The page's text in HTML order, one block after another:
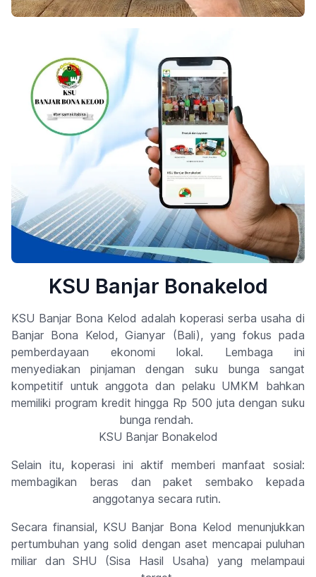
KSU Banjar Bonakelod
KSU Banjar Bona Kelod adalah koperasi serba usaha di
Banjar Bona Kelod, Gianyar (Bali), yang fokus pada
pemberdayaan ekonomi lokal. Lembaga ini
menyediakan pinjaman dengan suku bunga sangat
kompetitif untuk anggota dan pelaku UMKM bahkan
memiliki program kredit hingga Rp 500 juta dengan suku
bunga rendah.
KSU Banjar Bonakelod
Selain itu, koperasi ini aktif memberi manfaat sosial:
membagikan beras dan paket sembako kepada
anggotanya secara rutin.
Secara finansial, KSU Banjar Bona Kelod menunjukkan
pertumbuhan yang solid dengan aset mencapai puluhan
miliar dan SHU (Sisa Hasil Usaha) yang melampaui